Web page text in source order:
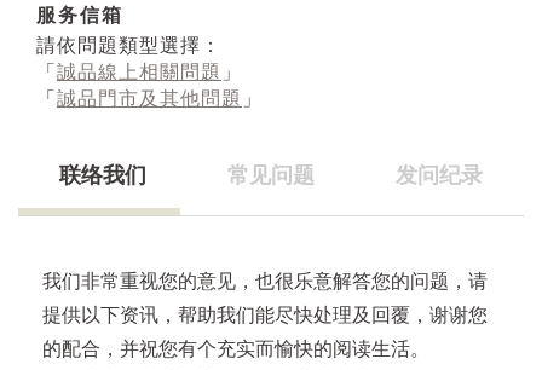
服务信箱
請依問題類型選擇：
「 誠品線上相關問題 」
「 誠品門市及其他問題 」
联络我们 常见问题 发问纪录
我们非常重视您的意见，也很乐意解答您的问题，请
提供以下资讯，帮助我们能尽快处理及回覆，谢谢您
的配合，并祝您有个充实而愉快的阅读生活。